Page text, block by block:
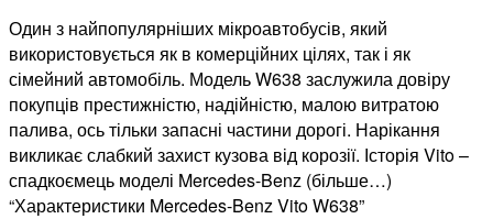
Один з найпопулярніших мікроавтобусів, який
використовується як в комерційних цілях, так і як
сімейний автомобіль. Модель W638 заслужила довіру
покупців престижністю, надійністю, малою витратою
палива, ось тільки запасні частини дорогі. Нарікання
викликає слабкий захист кузова від корозії. Історія Vito –
спадкоємець моделі Mercedes-Benz (більше…)
“Характеристики Mercedes-Benz Vito W638”